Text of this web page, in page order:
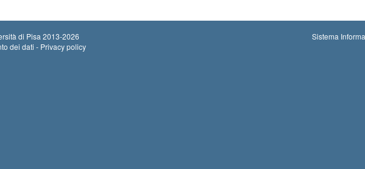
di Pisa 2013-2026
dei dati - Privacy policy
Sistema